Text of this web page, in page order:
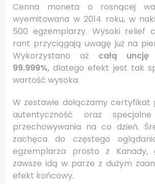
Cenna moneta o rosnącej
wyemitowana w 2014 roku, w
500 egzemplarzy. Wysoki relief
rant przyciągają uwagę już na
Wykorzystano aż całą
99.999%, dlatego efekt jest tak
wartość wysoka.
W zestawie dołączamy certyfikat
autentyczność oraz
przechowywania na co dzień.
zachęca do częstego
egzemplarza prosto z Kanady,
zawsze idą w parze z dużym
efekt końcowy.